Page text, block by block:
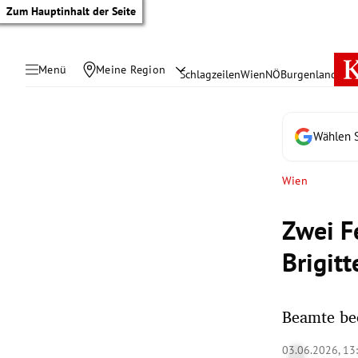
Zum Hauptinhalt der Seite
Menü Meine Region SchlagzeilenWienNÖBurgenland
Wählen
Wien
Zwei
Beamte
03.06.2026,